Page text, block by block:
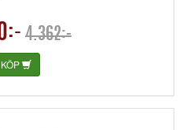
4.362:-
KÖP